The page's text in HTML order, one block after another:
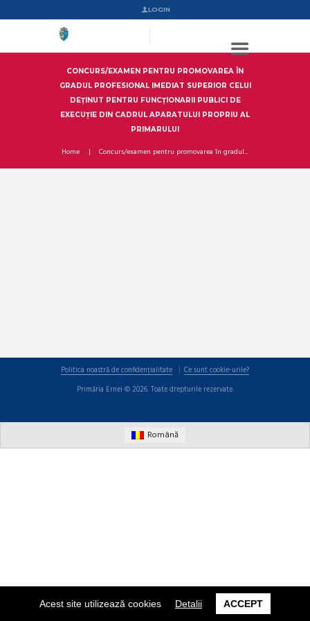
Acest site utilizează cookies Detalii ACCEPT
LOGIN
CONCURS/EXAMEN PENTRU PROMOVAREA ÎN
GRADUL PROFESIONAL IMEDIAT SUPERIOR CELUI
DEŢINUT PENTRU FUNCŢIONARII PUBLICI DE
EXECUŢIE DIN CADRUL APARATULUI PROPRIU AL
PRIMARULUI
Home Concurs/examen pentru promovarea în gradul...
Politica noastră de confidențialitate
Ce sunt cookie-urile?
Primăria Ernei © 2026. Toate drepturile rezervate.
Română